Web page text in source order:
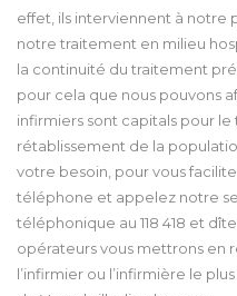
effet, ils interviennent à notre
notre traitement en milieu
la continuité du traitement
pour cela que nous pouvons
infirmiers sont capitals pour
rétablissement de la
votre besoin, pour vous
téléphone et appelez notre
téléphonique au 118 418 et
opérateurs vous mettrons en
l’infirmier ou l’infirmière le